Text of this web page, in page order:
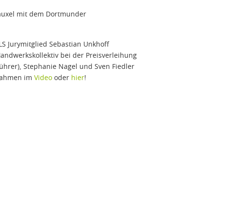
mit dem Dortmunder
Jurymitglied Sebastian Unkhoff
bei der Preisverleihung
Stephanie Nagel und Sven Fiedler
im Video oder hier!